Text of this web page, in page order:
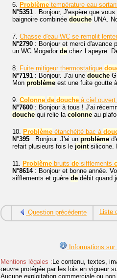
6. Problème température eau
N°5351 : Bonjour, J'espère que
baignoire combinée douche UNA.
7. Chasse d'eau WC se remplit
N°2790 : Bonjour et merci d'avance
un WC Mogador de chez Lapeyre.
8. Fuite mitigeur thermostatique
N°7191 : Bonjour. J'ai une douche
Mon problème est une fuite goutte
9. Colonne de douche à ciel
N°7600 : Bonjour à tous ! J'ai
douche qui relie la colonne au
10. Problème étanchéité bac à
N°395 : Bonjour. J'ai un problème
refait plusieurs fois le joint silicone.
11. Problème bruits de sifflements
N°8614: Bonjour et bonne année.
sifflements et guère de débit quand
Question précédente Liste
Informations
Mentions légales :Le contenu, textes,
œuvre protégée par les lois en vigueur
Aucune exploitation commerciale ou